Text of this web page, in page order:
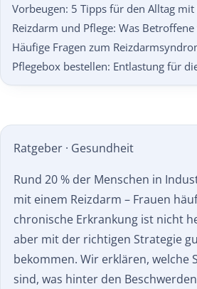
Vorbeugen: 5 Tipps für den Alltag mit
Reizdarm und Pflege: Was
Häufige Fragen zum
Pflegebox bestellen: Entlastung für
Ratgeber · Gesundheit
Rund 20 % der Menschen in
mit einem Reizdarm – Frauen
chronische Erkrankung ist nicht
aber mit der richtigen Strategie
bekommen. Wir erklären, welche
sind, was hinter den